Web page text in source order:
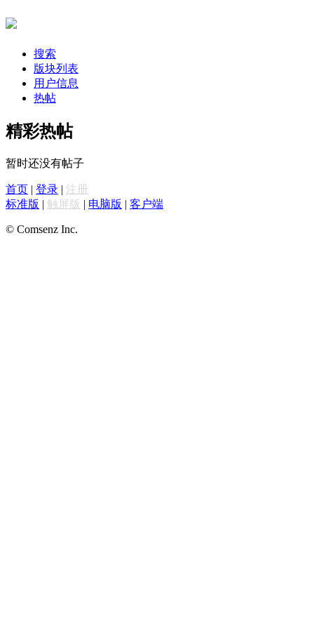
搜索
版块列表
用户信息
热帖
精彩热帖
暂时还没有帖子
首页 | 登录 | 注册
标准版 | 触屏版 | 电脑版 | 客户端
© Comsenz Inc.